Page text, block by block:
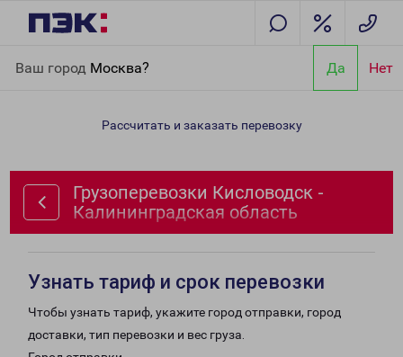
Ваш город Москва? Да Нет
Калининградская область
Рассчитать и заказать перевозку
Грузоперевозки Кисловодск -
Калининградская область
Узнать тариф и срок перевозки
Чтобы узнать тариф, укажите город отправки, город
доставки, тип перевозки и вес груза.